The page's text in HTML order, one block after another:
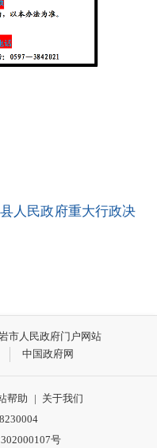
人民政府重大行政决
市人民政府门户网站
中国政府网
帮助 | 关于我们
号